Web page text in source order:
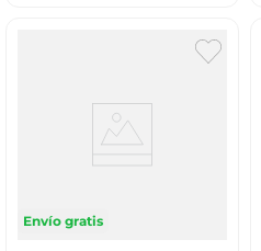
Envío gratis